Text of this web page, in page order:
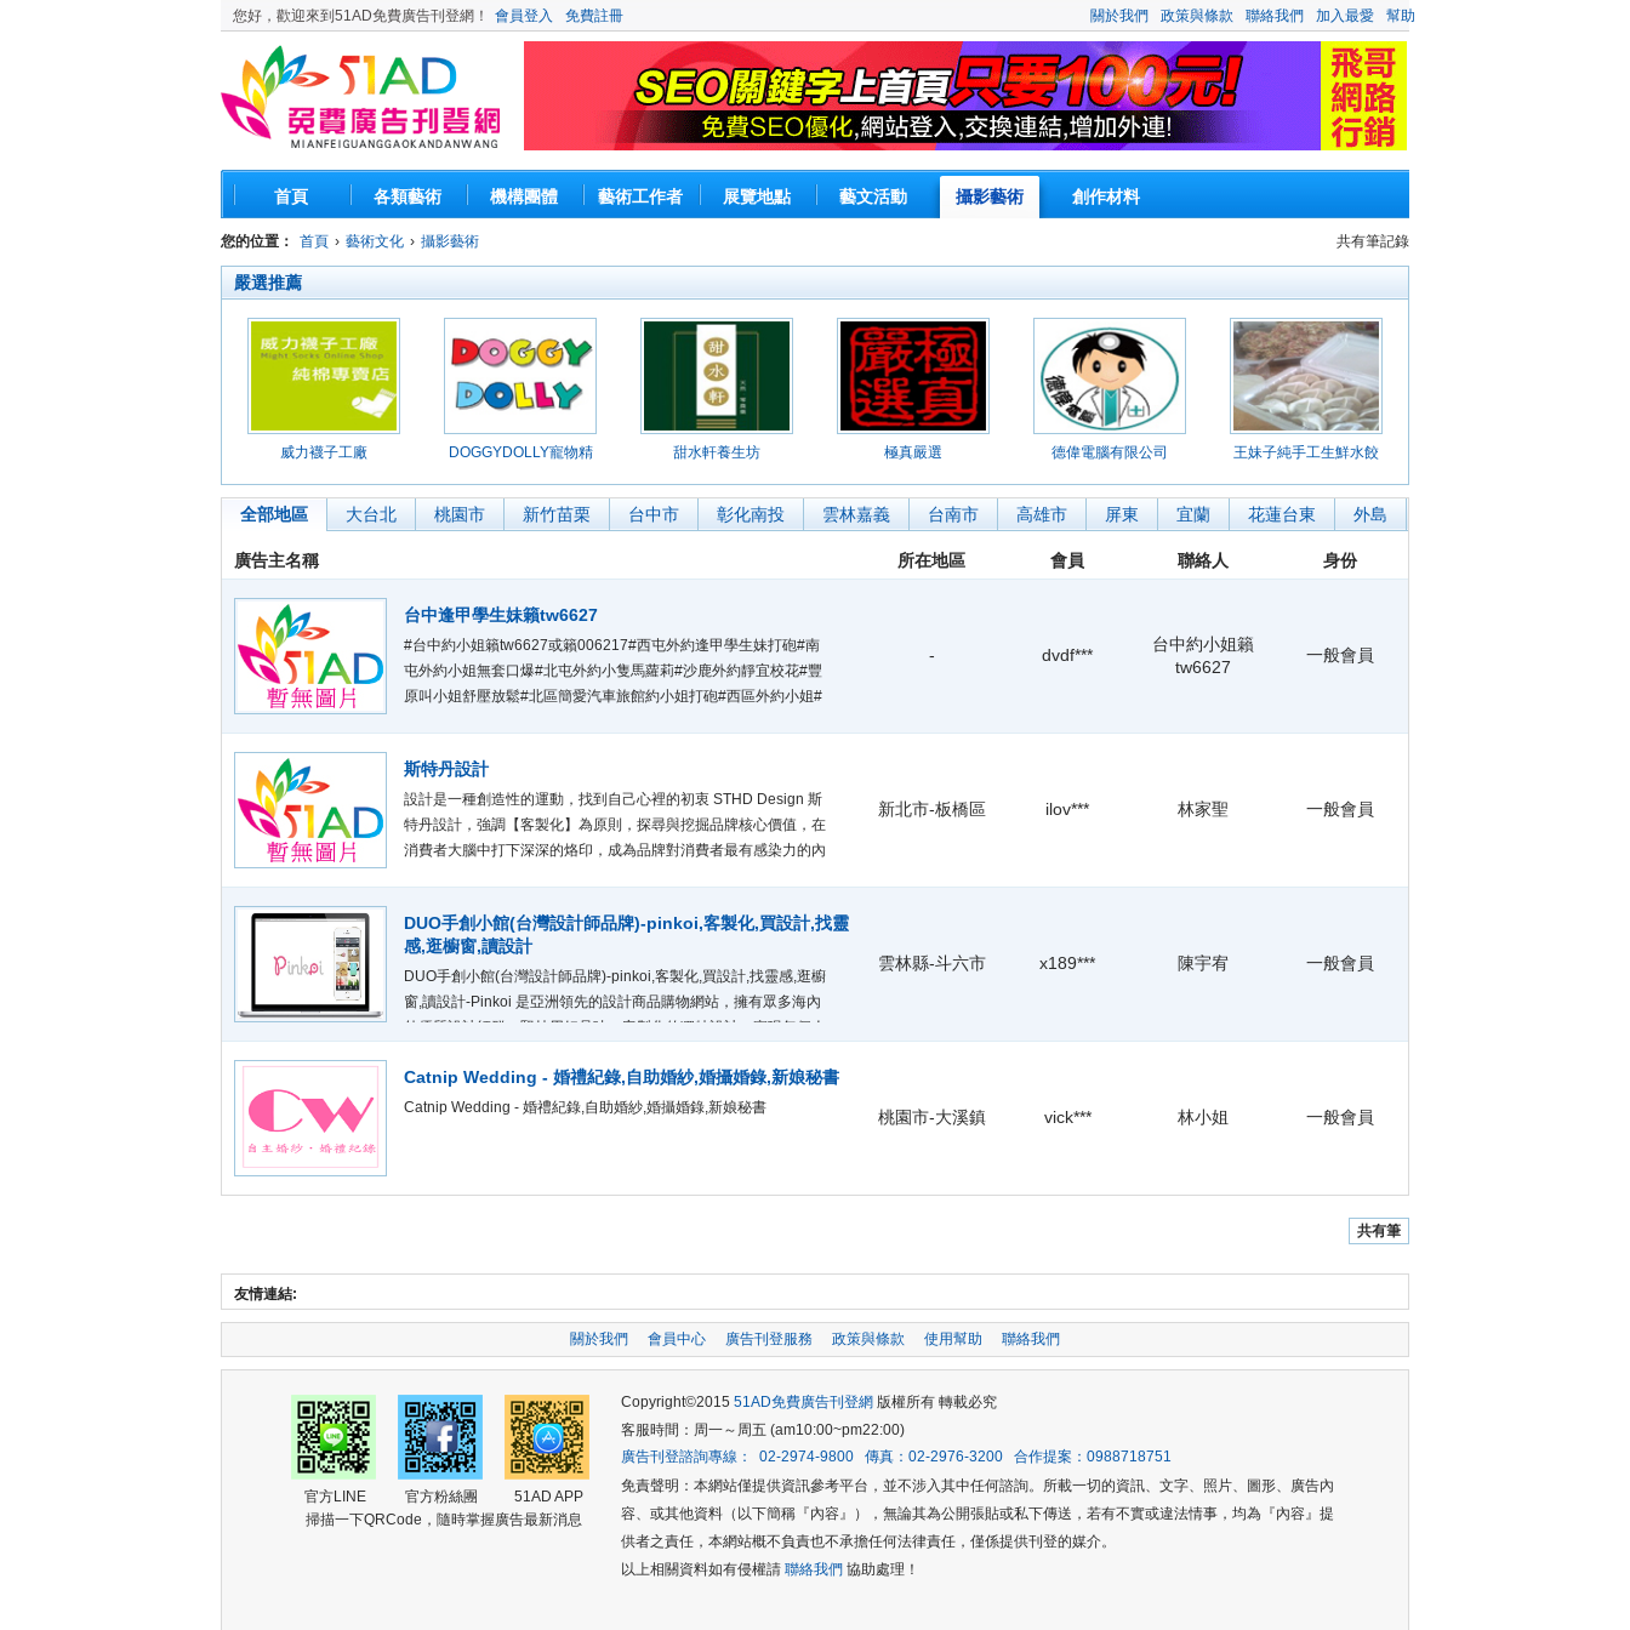
您好，歡迎來到51AD免費廣告刊登網！ 會員登入 免費註冊 關於我們 政策與條款 聯絡我們 加入最愛 幫助
首頁 各類藝術 機構團體 藝術工作者 展覽地點 藝文活動 攝影藝術 創作材料
您的位置： 首頁 › 藝術文化 › 攝影藝術 共有筆記錄
嚴選推薦
威力襪子工廠
DOGGYDOLLY寵物精
甜水軒養生坊 極真嚴選 德偉電腦有限公司 王妹子純手工生鮮水餃
全部地區 大台北 桃園市 新竹苗栗 台中市 彰化南投 雲林嘉義 台南市 高雄市 屏東 宜蘭 花蓮台東 外島
廣告主名稱 所在地區 會員 聯絡人 身份
台中逢甲學生妹籟tw6627
#台中約小姐籟tw6627或籟006217#西屯外約逢甲學生妹打砲#南
屯外約小姐無套口爆#北屯外約小隻馬蘿莉#沙鹿外約靜宜校花#豐
原叫小姐舒壓放鬆#北區簡愛汽車旅館約小姐打砲#西區外約小姐#
賬號：@mb2588 約妹看照：www.kt16899.com 簽到領取
- dvdf***
台中約小姐籟
tw6627
一般會員
斯特丹設計
設計是一種創造性的運動，找到自己心裡的初衷 STHD Design 斯
特丹設計，強調【客製化】為原則，探尋與挖掘品牌核心價值，在
消費者大腦中打下深深的烙印，成為品牌對消費者最有感染力的內
新北市-板橋區 ilov*** 林家聖 一般會員
DUO手創小館(台灣設計師品牌)-pinkoi,客製化,買設計,找靈
感,逛櫥窗,讀設計
DUO手創小館(台灣設計師品牌)-pinkoi,客製化,買設計,找靈感,逛櫥
窗,讀設計-Pinkoi 是亞洲領先的設計商品購物網站，擁有眾多海內
外優質設計師群，堅持用好品味、客製化的獨特設計，實現每個人
雲林縣-斗六市 x189*** 陳宇宥 一般會員
Catnip Wedding - 婚禮紀錄,自助婚紗,婚攝婚錄,新娘秘書
Catnip Wedding - 婚禮紀錄,自助婚紗,婚攝婚錄,新娘秘書 桃園市-大溪鎮 vick*** 林小姐 一般會員
共有筆
友情連結:
關於我們 會員中心 廣告刊登服務 政策與條款 使用幫助 聯絡我們
官方LINE 官方粉絲團
51AD APP
掃描一下QRCode，隨時掌握廣告最新消息
Copyright©2015 51AD免費廣告刊登網 版權所有 轉載必究
客服時間：周一～周五 (am10:00~pm22:00)
廣告刊登諮詢專線： 02-2974-9800 傳真：02-2976-3200 合作提案：0988718751
免責聲明：本網站僅提供資訊參考平台，並不涉入其中任何諮詢。所載一切的資訊、文字、照片、圖形、廣告內
容、或其他資料（以下簡稱『內容』），無論其為公開張貼或私下傳送，若有不實或違法情事，均為『內容』提
供者之責任，本網站概不負責也不承擔任何法律責任，僅係提供刊登的媒介。
以上相關資料如有侵權請 聯絡我們 協助處理！